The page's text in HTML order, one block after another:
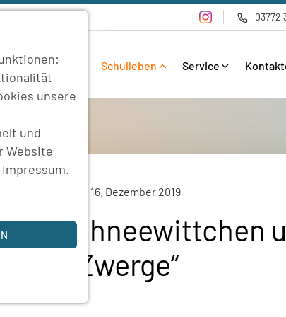
03772
Schulleben Service
16. Dezember 2019
„Schneewittchen
Zwerge“
unsere
und
Website
Impressum.
die